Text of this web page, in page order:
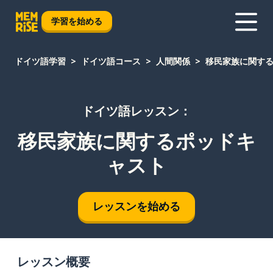
学習を始める
ドイツ語学習 ドイツ語コース 人間関係 移民家族に関す
ドイツ語レッスン：
移民家族に関するポッドキ
ャスト
レッスンを始める
レッスン概要